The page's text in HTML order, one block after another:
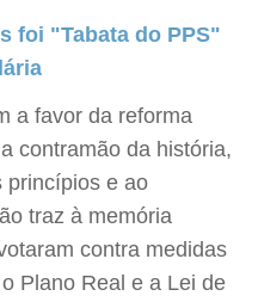
foi "Tabata do PPS"
a favor da reforma
contramão da história,
princípios e ao
traz à memória
contra medidas
Plano Real e a Lei de